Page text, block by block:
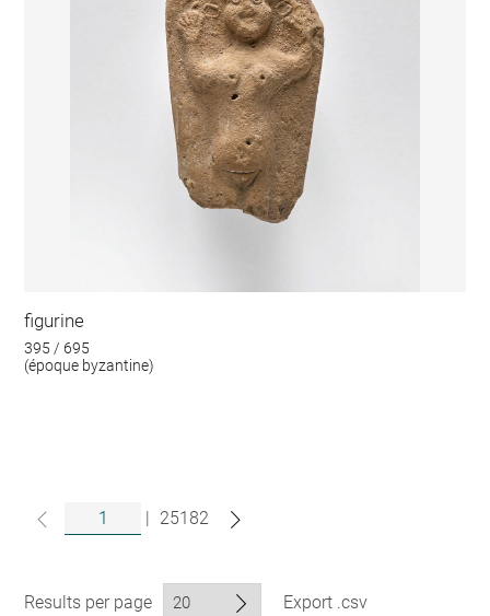
figurine
395 / 695
(époque byzantine)
| 25182
Results per page Export .csv